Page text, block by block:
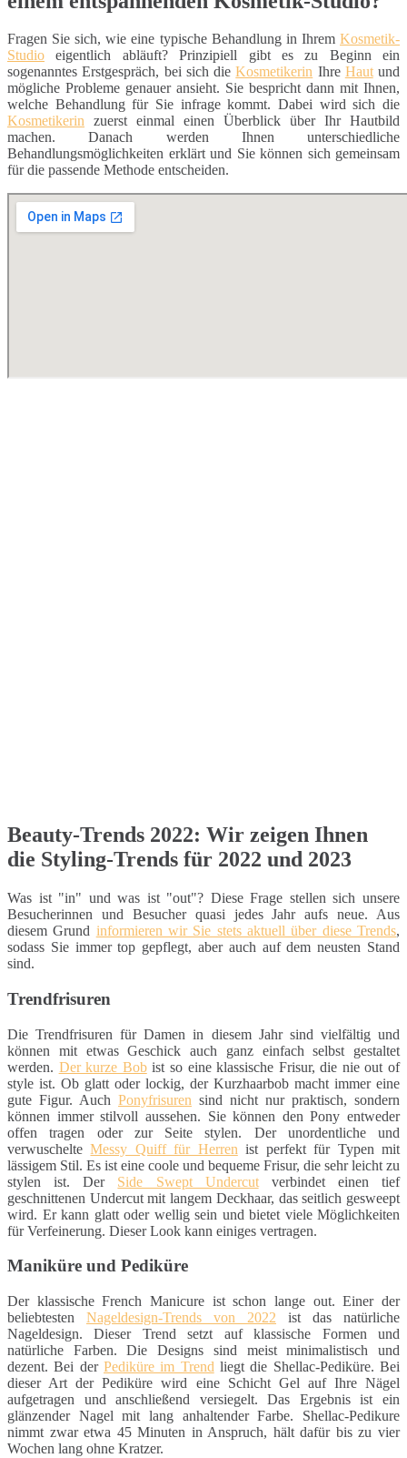
Fragen Sie sich, wie eine typische Behandlung in Ihrem Kosmetik-
Studio eigentlich abläuft? Prinzipiell gibt es zu Beginn ein
sogenanntes Erstgespräch, bei sich dieKosmetikerin Ihre Hautund
mögliche Probleme genauer ansieht. Sie bespricht dann mit Ihnen,
welche Behandlung für Sie infrage kommt. Dabei wird sich die
Kosmetikerin zuerst einmal einen Überblick über Ihr Hautbild
machen. Danach werden Ihnen unterschiedliche
Behandlungsmöglichkeiten erklärt und Sie können sich gemeinsam
für die passende Methode entscheiden.
Beauty-Trends 2022: Wir zeigen Ihnen
die Styling-Trends für 2022 und 2023
Was ist "in" und was ist "out"? Diese Frage stellen sich unsere
Besucherinnen und Besucher quasi jedes Jahr aufs neue. Aus
diesem Grund informieren wir Sie stets aktuell über diese Trends,
sodass Sie immer top gepflegt, aber auch auf dem neusten Stand
sind.
Trendfrisuren
Die Trendfrisuren für Damen in diesem Jahr sind vielfältig und
können mit etwas Geschick auch ganz einfach selbst gestaltet
werden. Der kurze Bobist so eine klassische Frisur, die nie out of
style ist. Ob glatt oder lockig, der Kurzhaarbob macht immer eine
gute Figur. Auch Ponyfrisuren sind nicht nur praktisch, sondern
können immer stilvoll aussehen. Sie können den Pony entweder
offen tragen oder zur Seite stylen. Der unordentliche und
verwuschelteMessy Quiff für Herren ist perfekt für Typen mit
lässigem Stil. Es ist eine coole und bequeme Frisur, die sehr leicht zu
stylen ist. Der Side Swept Undercutverbindet einen tief
geschnittenen Undercut mit langem Deckhaar, das seitlich gesweept
wird. Er kann glatt oder wellig sein und bietet viele Möglichkeiten
für Verfeinerung. Dieser Look kann einiges vertragen.
Maniküre und Pediküre
Der klassische French Manicure ist schon lange out. Einer der
beliebtesten Nageldesign-Trends von 2022 ist das natürliche
Nageldesign. Dieser Trend setzt auf klassische Formen und
natürliche Farben. Die Designs sind meist minimalistisch und
dezent. Bei der Pediküre im Trend liegt die Shellac-Pediküre. Bei
dieser Art der Pediküre wird eine Schicht Gel auf Ihre Nägel
aufgetragen und anschließend versiegelt. Das Ergebnis ist ein
glänzender Nagel mit lang anhaltender Farbe. Shellac-Pedikure
nimmt zwar etwa 45 Minuten in Anspruch, hält dafür bis zu vier
Wochen lang ohne Kratzer.